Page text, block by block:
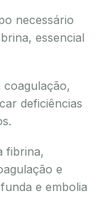
necessário
essencial
coagulação,
deficiências
fibrina,
e
e embolia